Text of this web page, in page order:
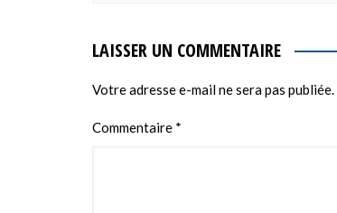
LAISSER UN COMMENTAIRE
Votre adresse e-mail ne sera pas publiée.
Commentaire *